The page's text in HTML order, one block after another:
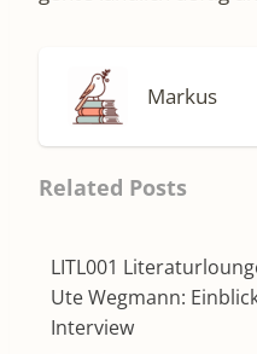
Markus
Related Posts
LITL001
Ute Wegmann:
Interview